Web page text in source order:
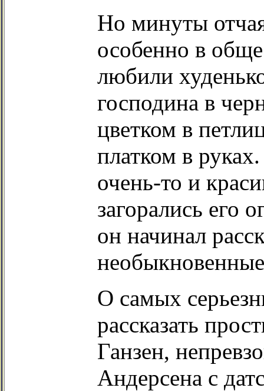
Но минуты
особенно в
любили
господина в
цветком в
платком в
очень-то и
загорались его
он начинал
О самых
рассказать
Ганзен,
Андерсена с